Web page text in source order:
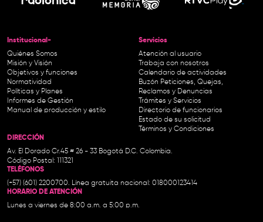
Institucional-
Quiénes Somos
Misión y Visión
Objetivos y funciones
Normatividad
Políticas y Planes
Informes de Gestión
Manual de producción y estilo
Servicios
Atención al usuario
Trabaja con nosotros
Calendario de actividades
Buzón Peticiones, Quejas,
Reclamos y Denuncias
Trámites y Servicios
Directorio de funcionarios
Estado de su solicitud
Términos y Condiciones
DIRECCIÓN
Av. El Dorado Cr.45 # 26 - 33 Bogotá D.C. Colombia.
Código Postal: 111321
TELÉFONOS
(+57) (601) 2200700. Línea gratuita nacional: 018000123414
HORARIO DE ATENCIÓN
Lunes a viernes de 8:00 a.m. a 5:00 p.m.